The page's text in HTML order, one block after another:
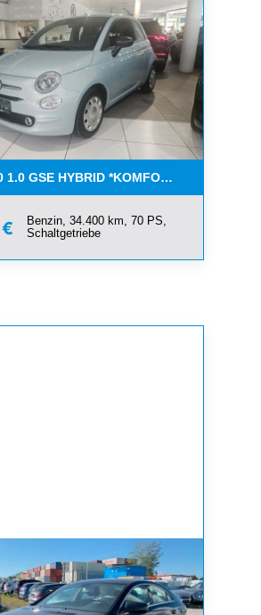
1.0 GSE HYBRID *KOMFORT PAKET*CAR-
€
Benzin, 34.400 km, 70 PS,
Schaltgetriebe